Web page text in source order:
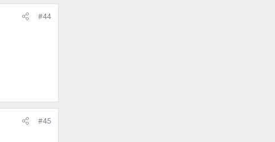
#44
#45